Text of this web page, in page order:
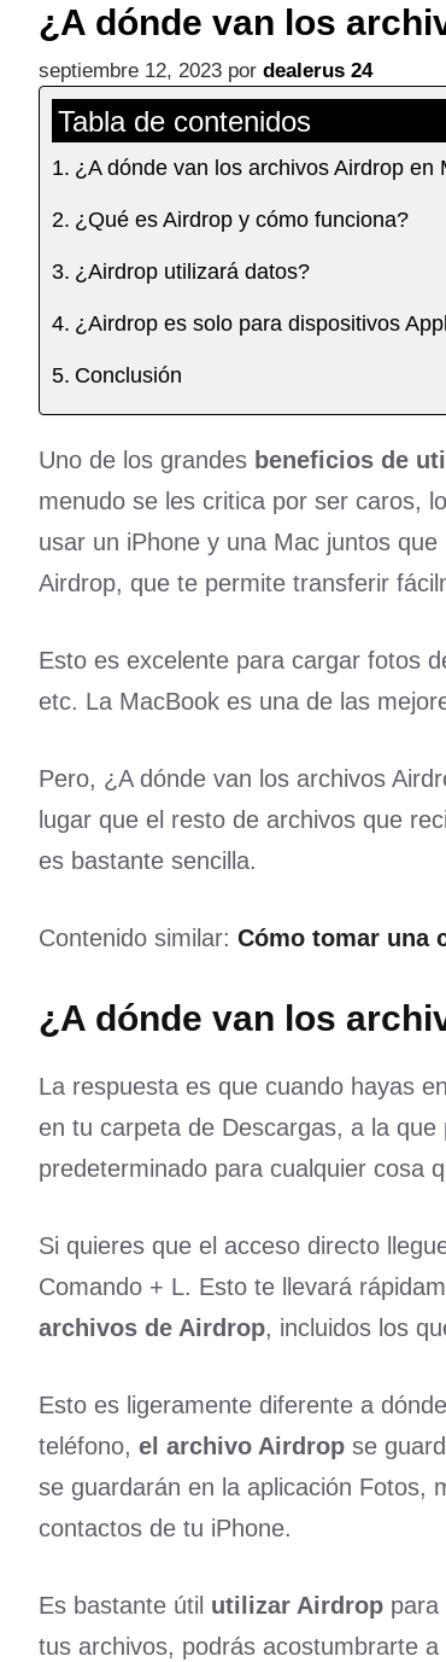
¿A dónde van los
septiembre 12, 2023 por dealerus 24
Tabla de contenidos
¿A dónde van los archivos Airdrop en
¿Qué es Airdrop y cómo funciona?
¿Airdrop utilizará datos?
¿Airdrop es solo para dispositivos
Conclusión
Uno de los grandes beneficios de
menudo se les critica por ser caros,
usar un iPhone y una Mac juntos
Airdrop, que te permite transferir
Esto es excelente para cargar fotos
etc. La MacBook es una de las
Pero, ¿A dónde van los archivos
lugar que el resto de archivos que
es bastante sencilla.
Contenido similar: Cómo tomar una
¿A dónde van los
La respuesta es que cuando hayas
en tu carpeta de Descargas, a la
predeterminado para cualquier cosa
Si quieres que el acceso directo
Comando + L. Esto te llevará
archivos de Airdrop, incluidos los
Esto es ligeramente diferente a
teléfono, el archivo Airdrop se
se guardarán en la aplicación Fotos,
contactos de tu iPhone.
Es bastante útil utilizar Airdrop para
tus archivos, podrás acostumbrarte